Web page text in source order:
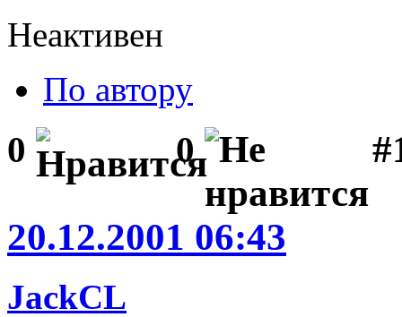
Неактивен
По автору
0 0
20.12.2001 06:43
JackCL